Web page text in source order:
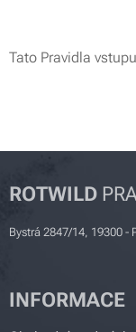
Tato Pravidla
ROTWILD
Bystrá 2847/14, 19300 -
INFORMACE